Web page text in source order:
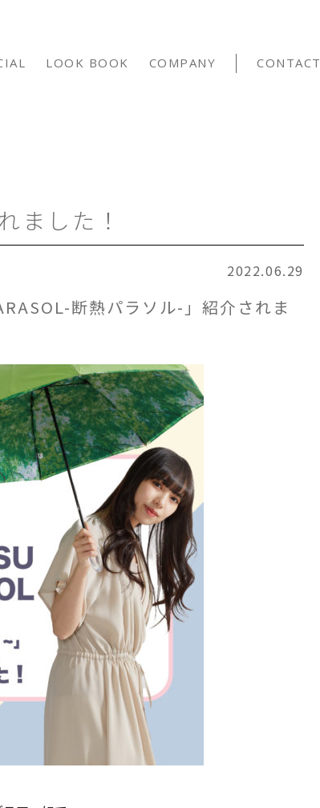
LOOK BOOK COMPANY CONTACT
ました！
2022.06.29
断熱パラソル-」紹介されま